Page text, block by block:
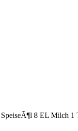
8 EL Milch